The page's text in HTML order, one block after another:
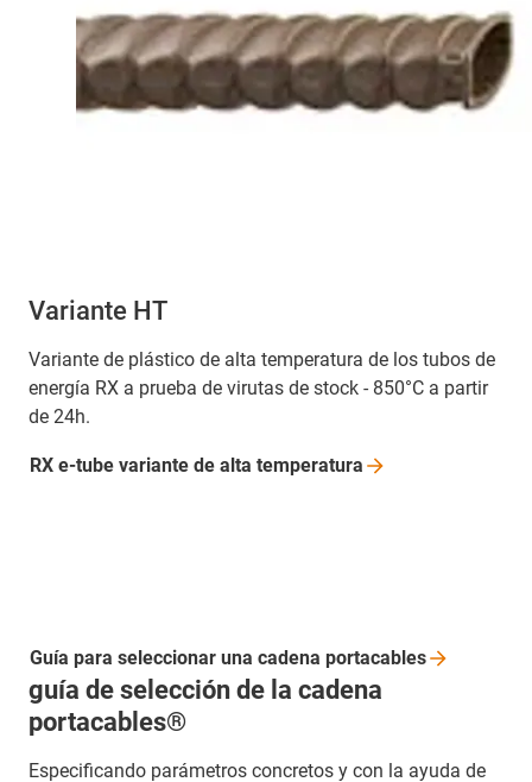
Variante HT
Variante de plástico de alta temperatura de los tubos de
energía RX a prueba de virutas de stock - 850°C a partir
de 24h.
RX e-tube variante de alta temperatura
guía de selección de la cadena
portacables®
Especificando parámetros concretos y con la ayuda de
Guía para seleccionar una cadena portacables